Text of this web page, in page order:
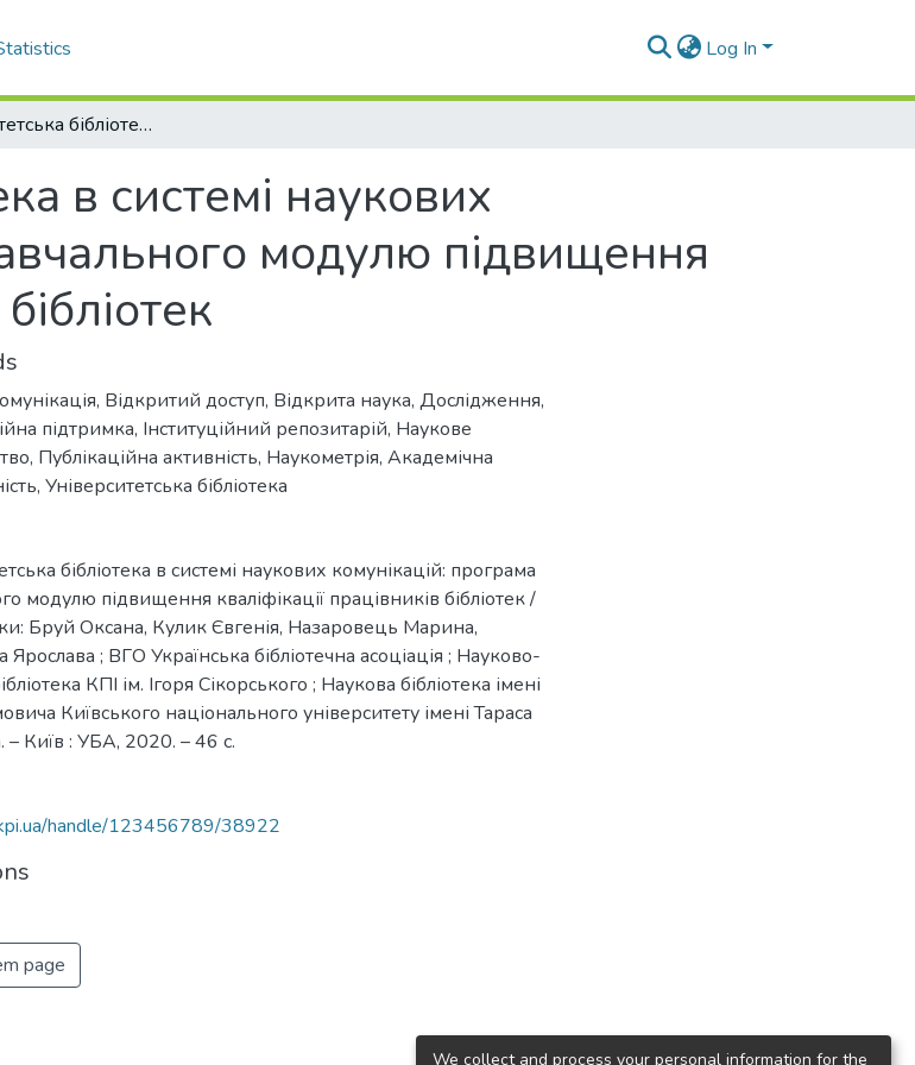
Log In
Університетська бібліотека в системі наукових комунікацій: програма навчального модулю підвищення кваліфікації працівників бібліотек
в системі наукових
модулю підвищення
, Відкритий доступ, Відкрита наука, Дослідження,
підтримка, Інституційний репозитарій, Наукове
, Публікаційна активність, Наукометрія, Академічна
, Університетська бібліотека
бібліотека в системі наукових комунікацій: програма
модулю підвищення кваліфікації працівників бібліотек /
Бруй Оксана, Кулик Євгенія, Назаровець Марина,
; ВГО Українська бібліотечна асоціація ; Науково-
КПІ ім. Ігоря Сікорського ; Наукова бібліотека імені
Київського національного університету імені Тараса
Київ : УБА, 2020. – 46 с.
handle/123456789/38922
page
We collect and process your personal information for the